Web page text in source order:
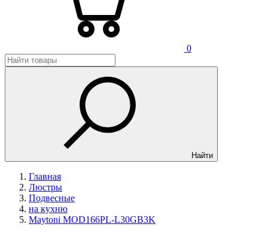
0
Найти
Главная
Люстры
Подвесные
на кухню
Maytoni MOD166PL-L30GB3K